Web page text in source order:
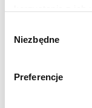
zgody
Niezbędne
Preferencje